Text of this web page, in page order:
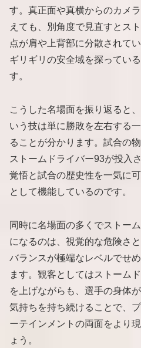
す。真正面や真横からのカメ
えても、別角度で見直すとス
点が肩や上背部に分散されて
ギリギリの安全域を探ってい
す。
こうした名場面を振り返ると
いう技は単に勝敗を左右する
ることが分かります。試合の
ストームドライバー93が投入
覚悟と試合の歴史性を一気に
として機能しているのです。
同時に名場面の多くでストー
になるのは、視覚的な危険さ
バランスが極端なレベルでせ
ます。観客としてはストーム
を上げながらも、選手の身体
気持ちを持ち続けることで、
ーテインメントの両面をより
ょう。